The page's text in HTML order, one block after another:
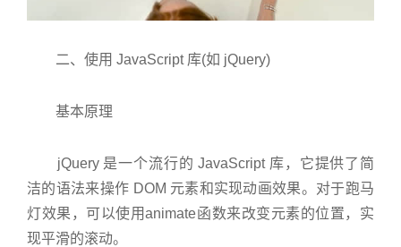
二、使用 JavaScript 库(如 jQuery)
基本原理
jQuery 是一个流行的 JavaScript 库，它提供了简
洁的语法来操作 DOM 元素和实现动画效果。对于跑马
灯效果，可以使用animate函数来改变元素的位置，实
现平滑的滚动。